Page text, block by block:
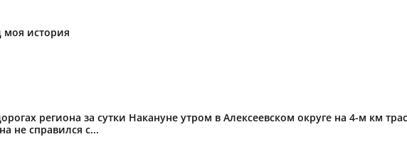
моя история
региона за сутки Накануне утром в Алексеевском округе на 4-м км
не справился с...